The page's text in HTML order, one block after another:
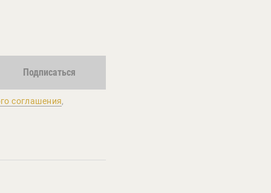
Подписаться
соглашения,